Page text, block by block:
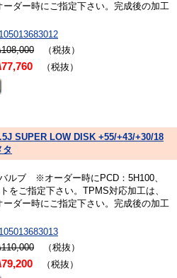
ーダー時にご指定下さい。完成後の加工
105013683012
（税抜）
（税抜）
SUPER LOW DISK +55/+43/+30/18
タ
ルブ ※オーダー時にPCD：5H100、
をご指定下さい。TPMS対応加工は、
ーダー時にご指定下さい。完成後の加工
105013683013
（税抜）
（税抜）